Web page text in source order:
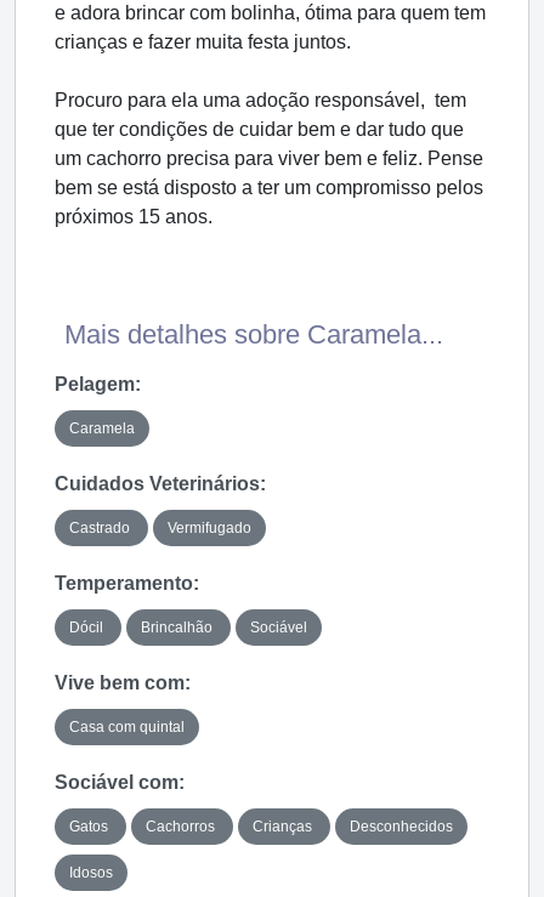
e adora brincar com bolinha, ótima para quem tem
crianças e fazer muita festa juntos.
Procuro para ela uma adoção responsável, tem
que ter condições de cuidar bem e dar tudo que
um cachorro precisa para viver bem e feliz. Pense
bem se está disposto a ter um compromisso pelos
próximos 15 anos.
Mais detalhes sobre Caramela...
Pelagem:
Caramela
Cuidados Veterinários:
Castrado Vermifugado
Temperamento:
Dócil Brincalhão Sociável
Vive bem com:
Casa com quintal
Sociável com:
Gatos Cachorros Crianças Desconhecidos
Idosos